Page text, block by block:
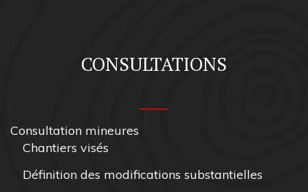
CONSULTATIONS
Consultation mineures
Chantiers visés
Définition des modifications substantielles